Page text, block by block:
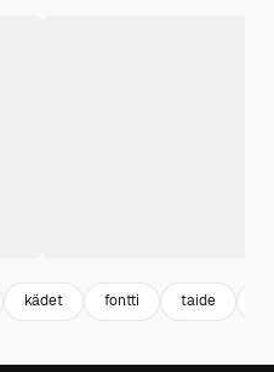
kädet fontti taide